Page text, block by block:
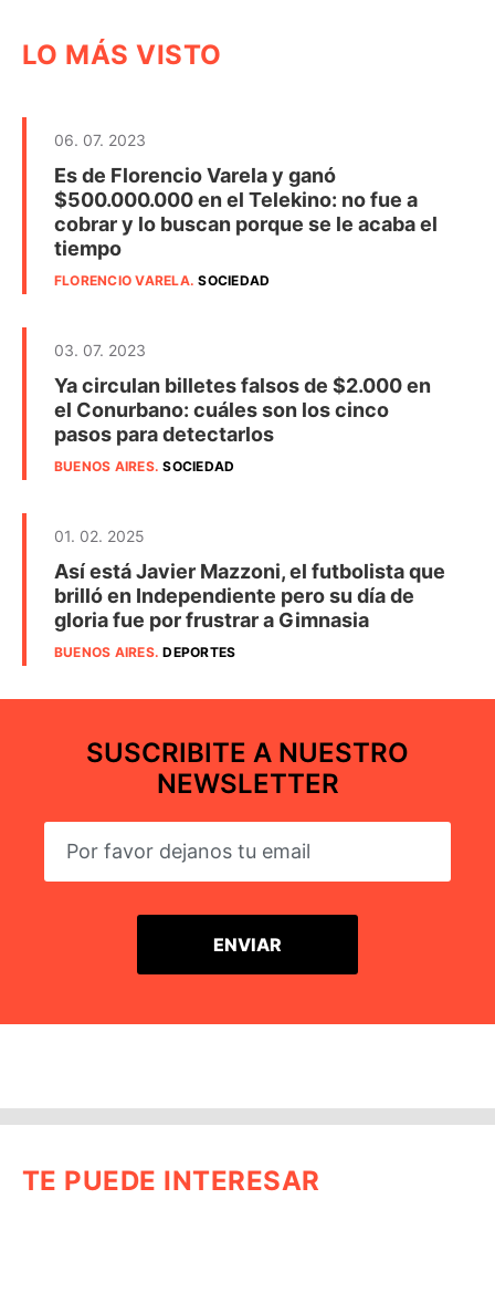
LO MÁS VISTO
06. 07. 2023
Es de Florencio Varela y ganó
$500.000.000 en el Telekino: no fue a
cobrar y lo buscan porque se le acaba el
tiempo
FLORENCIO VARELA.SOCIEDAD
03. 07. 2023
Ya circulan billetes falsos de $2.000 en
el Conurbano: cuáles son los cinco
pasos para detectarlos
BUENOS AIRES.SOCIEDAD
01. 02. 2025
Así está Javier Mazzoni, el futbolista que
brilló en Independiente pero su día de
gloria fue por frustrar a Gimnasia
BUENOS AIRES.DEPORTES
SUSCRIBITE A NUESTRO
NEWSLETTER
TE PUEDE INTERESAR